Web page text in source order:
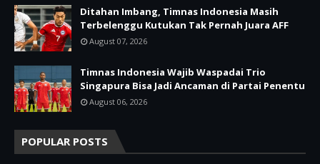
Ditahan Imbang, Timnas Indonesia Masih
Terbelenggu Kutukan Tak Pernah Juara AFF
August 07, 2026
Timnas Indonesia Wajib Waspadai Trio
Singapura Bisa Jadi Ancaman di Partai Penentu
August 06, 2026
POPULAR POSTS